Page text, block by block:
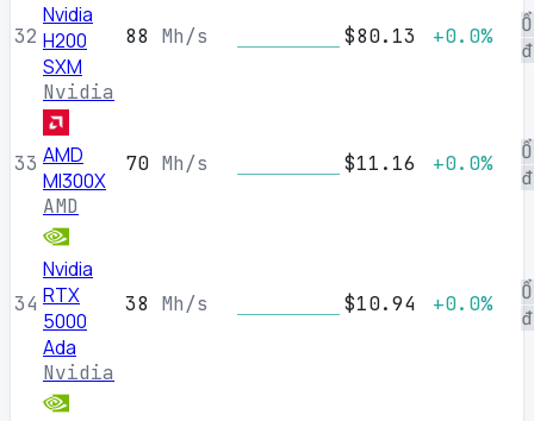
32
Nvidia
H200
SXM
Nvidia
88 Mh/s $80.13 +0.0%
33 AMD
MI300X
AMD
70 Mh/s $11.16 +0.0%
34
Nvidia
RTX
5000
Ada
Nvidia
38 Mh/s $10.94 +0.0%